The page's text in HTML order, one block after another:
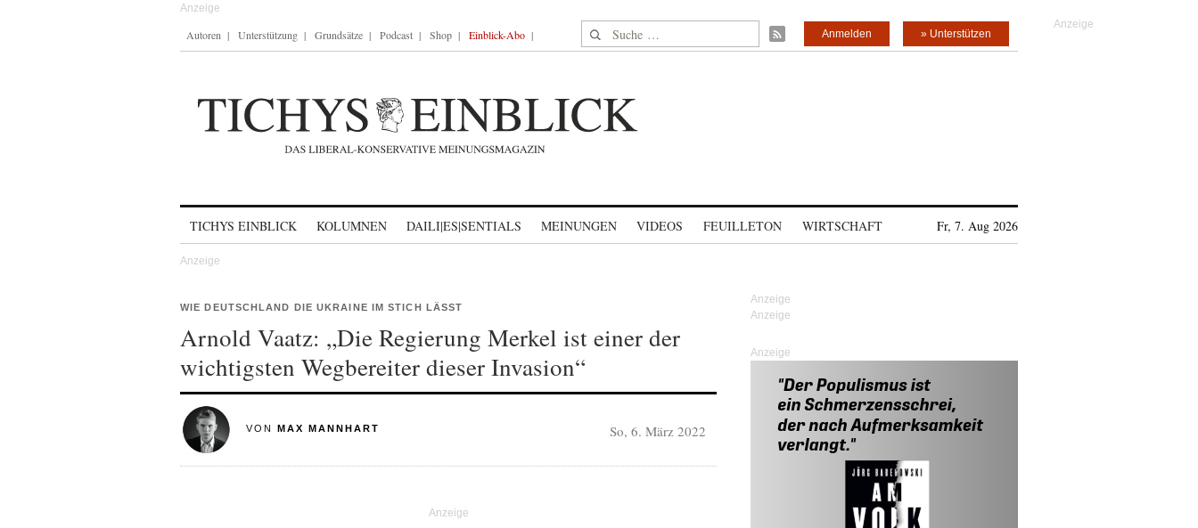
Autoren Unterstützung Grundsätze Podcast Shop Einblick-Abo Suche nach: » Unterstützen
Anmelden
TICHYS EINBLICK KOLUMNEN DAILI|ES|SENTIALS MEINUNGEN VIDEOS FEUILLETON WIRTSCHAFT Fr, 7. Aug 2026
WIE DEUTSCHLAND DIE UKRAINE IM STICH LÄSST
Arnold Vaatz: „Die Regierung Merkel ist einer der
wichtigsten Wegbereiter dieser Invasion“
VON MAX MANNHART So, 6. März 2022
Anzeige